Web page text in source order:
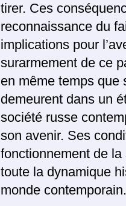
tirer. Ces
reconnaissance du
implications pour
surarmement de ce
en même temps que
demeurent dans un
société russe
son avenir. Ses
fonctionnement de
toute la dynamique
monde contemporain.